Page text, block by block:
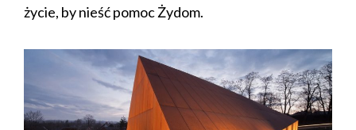
życie, by nieść pomoc Żydom.